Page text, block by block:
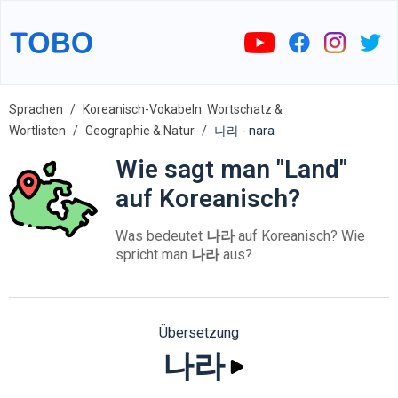
Sprachen
Koreanisch-Vokabeln: Wortschatz &
Wortlisten
Geographie & Natur 나라 - nara
Wie sagt man "Land"
auf Koreanisch?
Was bedeutet 나라auf Koreanisch? Wie
spricht man 나라aus?
Übersetzung
나라